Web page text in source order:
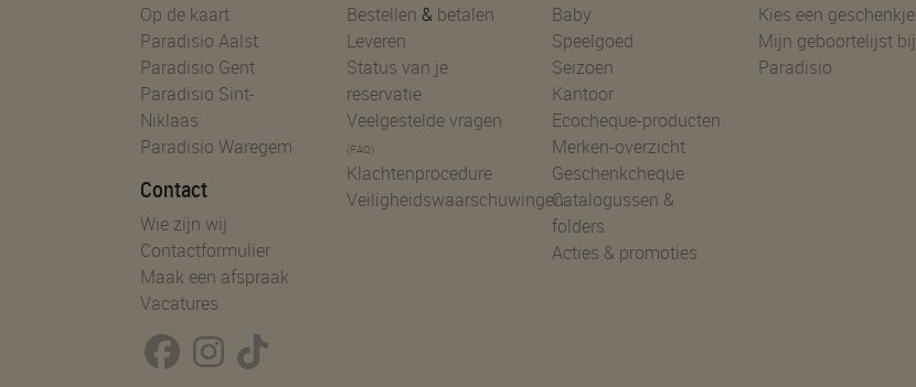
Op de kaart
Paradisio Aalst
Paradisio Gent
Paradisio Sint-
Niklaas
Paradisio Waregem
Contact
Wie zijn wij
Contactformulier
Maak een afspraak
Vacatures
Bestellen & betalen
Leveren
Status van je
reservatie
Veelgestelde vragen
(FAQ)
Klachtenprocedure
Veiligheidswaarschuwingen
Baby
Speelgoed
Seizoen
Kantoor
Ecocheque-producten
Merken-overzicht
Geschenkcheque
Catalogussen &
folders
Acties & promoties
Kies een geschenkje
Mijn geboortelijst bij
Paradisio